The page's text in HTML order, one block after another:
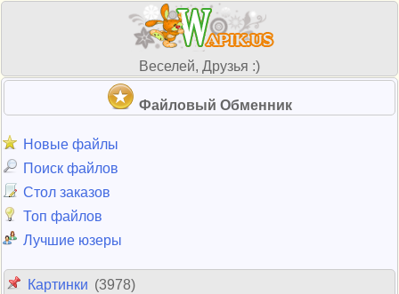
Веселей, Друзья :)
Файловый Обменник
Новые файлы
Поиск файлов
Стол заказов
Топ файлов
Лучшие юзеры
Картинки (3978)